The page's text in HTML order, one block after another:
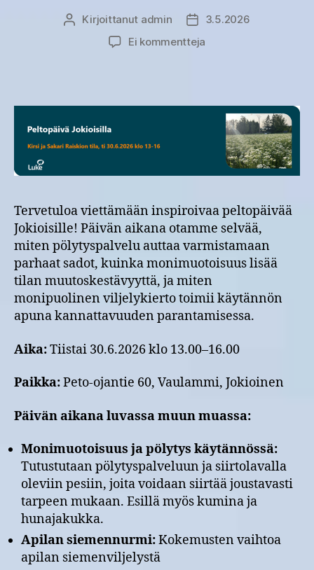
Kirjoittaja
Kirjoittanut admin Julkaisupäivämäärä
3.5.2026
Ei kommentteja
Raiskion
tilalla
30.6.2026
Jokioisilla
Tervetuloa viettämään inspiroivaa peltopäivää
Jokioisille! Päivän aikana otamme selvää,
miten pölytyspalvelu auttaa varmistamaan
parhaat sadot, kuinka monimuotoisuus lisää
tilan muutoskestävyyttä, ja miten
monipuolinen viljelykierto toimii käytännön
apuna kannattavuuden parantamisessa.
Aika:Tiistai 30.6.2026 klo 13.00–16.00
Paikka:Peto-ojantie 60, Vaulammi, Jokioinen
Päivän aikana luvassa muun muassa:
Monimuotoisuus ja pölytys käytännössä:
Tutustutaan pölytyspalveluun ja siirtolavalla
oleviin pesiin, joita voidaan siirtää joustavasti
tarpeen mukaan. Esillä myös kumina ja
hunajakukka.
Apilan siemennurmi:Kokemusten vaihtoa
apilan siemenviljelystä